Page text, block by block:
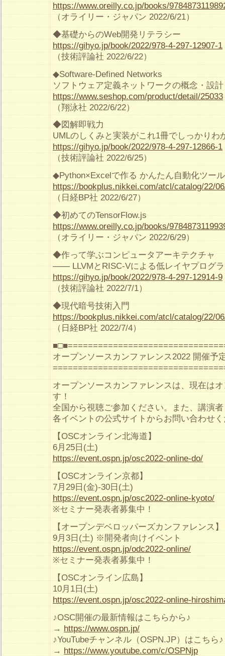
https://www.oreilly.co.jp/books/
（オライリー・ジャパン 2022/6/21）
◆基礎からのWeb開発リテラシー
https://gihyo.jp/book/2022/978-4-297-12907-1
（技術評論社 2022/6/22）
◆Software-Defined Networks
ソフトウェア定義ネットワークの概念・設
https://www.seshop.com/product/detail/25033
（翔泳社 2022/6/22）
◆図解即戦力
UMLのしくみと実装がこれ1冊でしっかりわ
https://gihyo.jp/book/2022/978-4-297-12866-1
（技術評論社 2022/6/25）
◆Python×Excelで作る かんたん自動化ツール
https://bookplus.nikkei.com/atcl/catalog/22/
（日経BP社 2022/6/27）
◆初めてのTensorFlow.js
https://www.oreilly.co.jp/books/
（オライリー・ジャパン 2022/6/29）
◆作って学ぶコンピュータアーキテクチャ
—— LLVMとRISC-Vによる低レイヤプログ
https://gihyo.jp/book/2022/978-4-297-12914-9
（技術評論社 2022/7/1）
◆現代暗号技術入門
https://bookplus.nikkei.com/atcl/catalog/22/
（日経BP社 2022/7/4）
オープンソースカンファレンス2022 開催予
オープンソースカンファレンスは、現在は
す！
全国から視聴ご参加ください。また、講演
各イベントの公式サイトからお問い合わせ
【OSCオンライン北海道】
6月25日(土)
https://event.ospn.jp/osc2022-online-do/
【OSCオンライン京都】
7月29日(金)-30日(土)
https://event.ospn.jp/osc2022-online-kyoto/
※セミナー発表者募集中！
【オープンデベロッパーズカンファレンス】
9月3日(土) ※開発者向けイベント
https://event.ospn.jp/odc2022-online/
※セミナー発表者募集中！
【OSCオンライン広島】
10月1日(土)
https://event.ospn.jp/osc2022-online-
♪OSC開催の最新情報はこちらから♪
→ https://www.ospn.jp/
♪YouTubeチャンネル（OSPN.JP）はこちら♪
→ https://www.youtube.com/c/OSPNjp